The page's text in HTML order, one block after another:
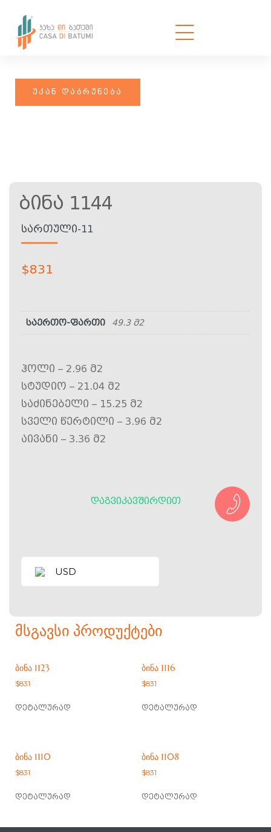
Ბინა 1144
ᲡᲐᲠᲗᲣᲚᲘ-11
$831
საერთო-ფართი 49.3 მ2
ჰოლი – 2.96 მ2
სტუდიო – 21.04 მ2
საძინებელი – 15.25 მ2
სველი წერტილი – 3.96 მ2
აივანი – 3.36 მ2
ᲓᲐᲒᲕᲘᲙᲐᲕᲨᲘᲠᲓᲘᲗ
USD
ᲛᲡᲒᲐᲕᲡᲘ ᲞᲠᲝᲓᲣᲥᲢᲔᲑᲘ
ᲑᲘᲜᲐ 1123
$831
დეტალურად
ᲑᲘᲜᲐ 1116
$831
დეტალურად
ᲑᲘᲜᲐ 1110
$831
დეტალურად
ᲑᲘᲜᲐ 1108
$831
დეტალურად